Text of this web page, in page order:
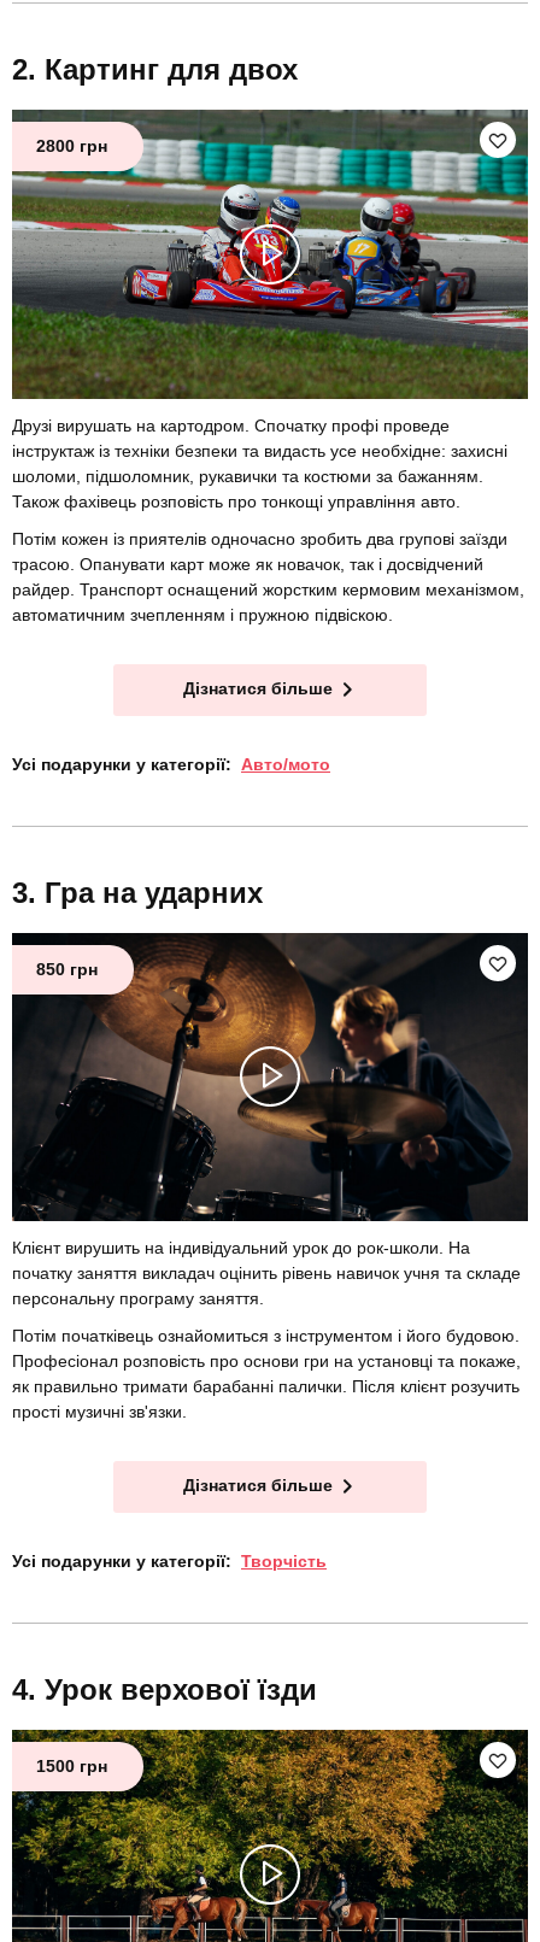
Картинг для двох
2800 грн
Друзі вирушать на картодром. Спочатку профі проведе
інструктаж із техніки безпеки та видасть усе необхідне: захисні
шоломи, підшоломник, рукавички та костюми за бажанням.
Також фахівець розповість про тонкощі управління авто.
Потім кожен із приятелів одночасно зробить два групові заїзди
трасою. Опанувати карт може як новачок, так і досвідчений
райдер. Транспорт оснащений жорстким кермовим механізмом,
автоматичним зчепленням і пружною підвіскою.
Дізнатися більше
Усі подарунки у категорії: Авто/мото
Гра на ударних
850 грн
Клієнт вирушить на індивідуальний урок до рок-школи. На
початку заняття викладач оцінить рівень навичок учня та складе
персональну програму заняття.
Потім початківець ознайомиться з інструментом і його будовою.
Професіонал розповість про основи гри на установці та покаже,
як правильно тримати барабанні палички. Після клієнт розучить
прості музичні зв'язки.
Дізнатися більше
Усі подарунки у категорії: Творчість
Урок верхової їзди
1500 грн